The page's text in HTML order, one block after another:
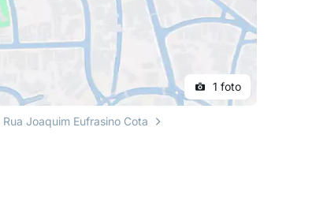
1 foto
Rua Joaquim Eufrasino Cota